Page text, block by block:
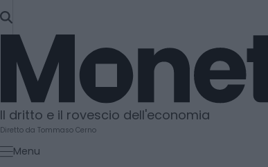
SKIP
TO
CONTENT
Moneta
Il dritto e il rovescio dell'economia
Diretto da Tommaso Cerno
Menu